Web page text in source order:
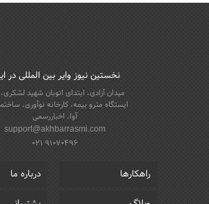
نخستین نیوز وایر بین المللی در
میدان آزادی، ابتدای اتوبان شهید
ایستگاه مترو بیمه، کارخانه نوآوری،
آوا، اخباررسمی
support@akhbarrasmi.com
021 91070496
راهکارها
درباره ما